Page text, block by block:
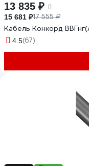
13 835 ₽
15 681 ₽17 555 ₽
Кабель Конкорд
4.5(67)